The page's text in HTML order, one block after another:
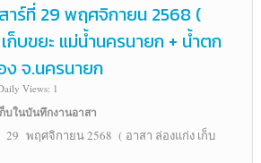
าร์ที่ 29 พฤศจิกายน 2568 (
ก็บขยะ แม่น้ำนครนายก + น้ำตก
ง จ.นครนายก
Views: 1
บในบันทึกงานอาสา
พฤศจิกายน 2568 ( อาสา ล่องแก่ง เก็บ